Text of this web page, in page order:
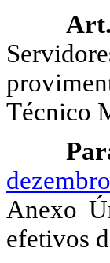
Técnico
Anexo
efetivos